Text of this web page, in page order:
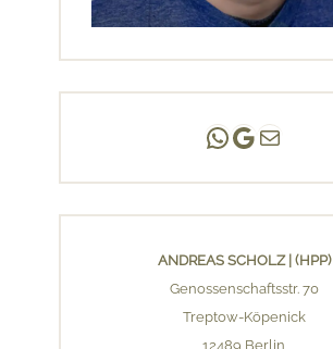
Andreas Scholz | (HPP)
Praxis Adlershof
E-Mail an mich ...
ANDREAS SCHOLZ | (HPP)
Genossenschaftsstr. 70
Treptow-Köpenick
12489 Berlin